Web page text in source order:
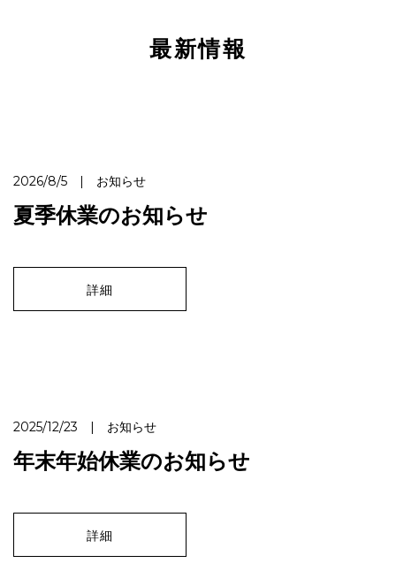
最新情報
2026/8/5 | お知らせ
夏季休業のお知らせ
詳細
2025/12/23 | お知らせ
年末年始休業のお知らせ
詳細